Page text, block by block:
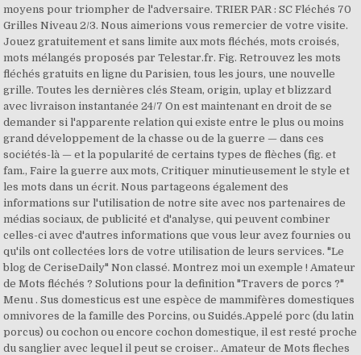
moyens pour triompher de l'adversaire. TRIER PAR : SC Fléchés 70
Grilles Niveau 2/3. Nous aimerions vous remercier de votre visite.
Jouez gratuitement et sans limite aux mots fléchés, mots croisés,
mots mélangés proposés par Telestar.fr. Fig. Retrouvez les mots
fléchés gratuits en ligne du Parisien, tous les jours, une nouvelle
grille. Toutes les dernières clés Steam, origin, uplay et blizzard
avec livraison instantanée 24/7 On est maintenant en droit de se
demander si l'apparente relation qui existe entre le plus ou moins
grand développement de la chasse ou de la guerre — dans ces
sociétés-là — et la popularité de certains types de flèches (fig. et
fam., Faire la guerre aux mots, Critiquer minutieusement le style et
les mots dans un écrit. Nous partageons également des
informations sur l'utilisation de notre site avec nos partenaires de
médias sociaux, de publicité et d'analyse, qui peuvent combiner
celles-ci avec d'autres informations que vous leur avez fournies ou
qu'ils ont collectées lors de votre utilisation de leurs services. "Le
blog de CeriseDaily" Non classé. Montrez moi un exemple ! Amateur
de Mots fléchés ? Solutions pour la definition "Travers de porcs ?"
Menu . Sus domesticus est une espèce de mammifères domestiques
omnivores de la famille des Porcins, ou Suidés.Appelé porc (du latin
porcus) ou cochon ou encore cochon domestique, il est resté proche
du sanglier avec lequel il peut se croiser.. Amateur de Mots fleches